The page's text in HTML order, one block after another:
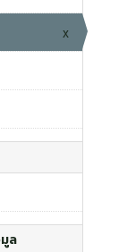
x
ล